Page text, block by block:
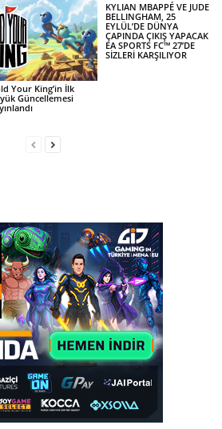
Your King’in İlk
Güncellemesi
KYLIAN MBAPPÉ VE JUDE
BELLINGHAM, 25
EYLÜL’DE DÜNYA
ÇAPINDA ÇIKIŞ YAPACAK
EA SPORTS FC™ 27’DE
SİZLERİ KARŞILIYOR